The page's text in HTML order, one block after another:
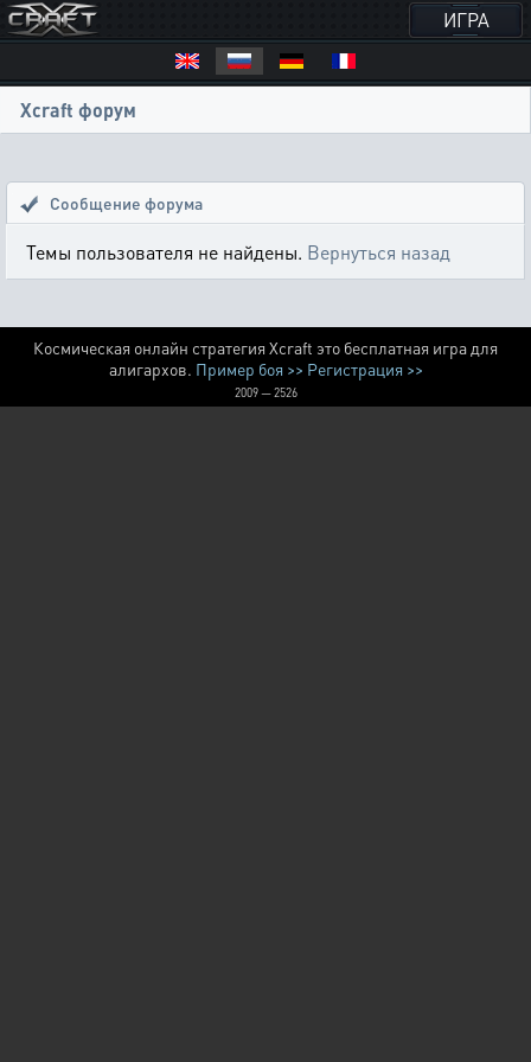
ИГРА
Xcraft форум
Сообщение форума
Темы пользователя не найдены. Вернуться назад
Космическая онлайн стратегия Xcraft это бесплатная игра для
алигархов. Пример боя >> Регистрация >>
2009 — 2526